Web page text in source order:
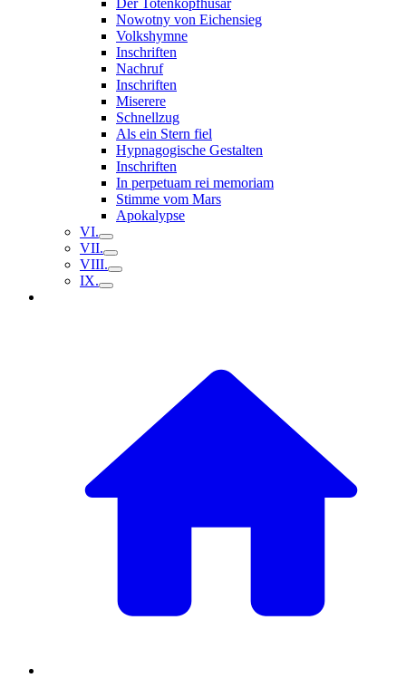
Der Totenkopfhusar
Nowotny von Eichensieg
Volkshymne
Inschriften
Nachruf
Inschriften
Miserere
Schnellzug
Als ein Stern fiel
Hypnagogische Gestalten
Inschriften
In perpetuam rei memoriam
Stimme vom Mars
Apokalypse
VI.
VII.
VIII.
IX.